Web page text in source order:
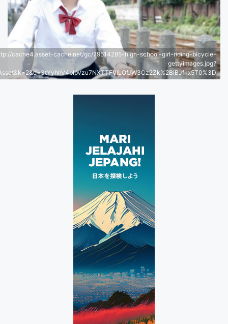
cache4.asset-cache.net/gc/79514285-high-school-girl-riding-bicycle-
gettyimages.jpg?